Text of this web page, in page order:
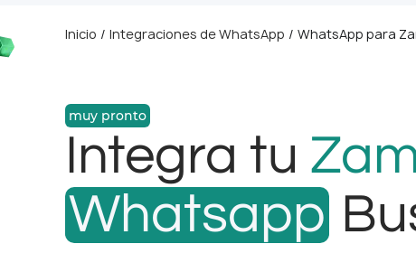
Inicio / Integraciones de WhatsApp / WhatsApp para
muy pronto
Integra tu
Whatsapp